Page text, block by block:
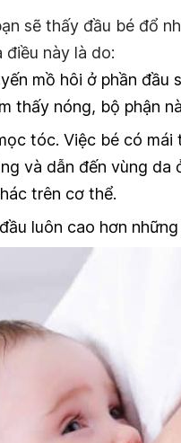
sẽ thấy đầu bé đổ
điều này là do:
mồ hôi ở phần đầu
thấy nóng, bộ phận
tóc. Việc bé có
và dẫn đến vùng da
trên cơ thể.
luôn cao hơn